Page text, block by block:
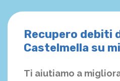
Recupero debiti
Castelmella su
Ti aiutiamo a